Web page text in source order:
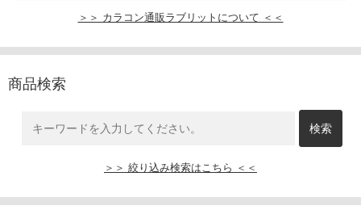
＞＞ カラコン通販ラブリットについて ＜＜
商品検索
＞＞ 絞り込み検索はこちら ＜＜